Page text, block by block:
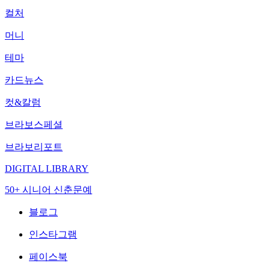
컬처
머니
테마
카드뉴스
컷&칼럼
브라보스페셜
브라보리포트
DIGITAL LIBRARY
50+ 시니어 신춘문예
블로그
인스타그램
페이스북